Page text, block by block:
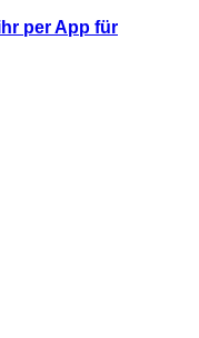
per App für